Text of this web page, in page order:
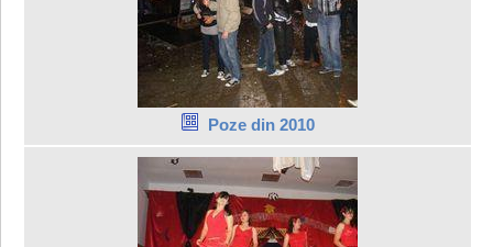
Poze din 2010